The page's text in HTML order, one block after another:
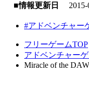
■情報更新日
#アドベンチャー
フリーゲームTOP
アドベンチャー
Miracle of the